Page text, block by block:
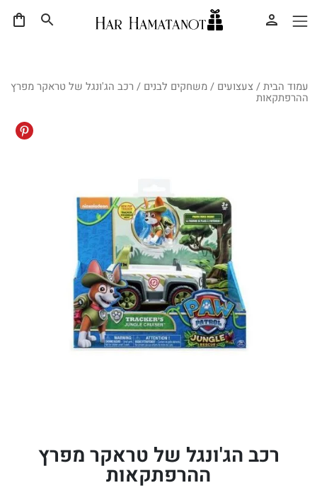
עמוד הבית/צעצועים /משחקים לבנים / רכב הג'ונגל של טראקר מפרץ
ההרפתקאות
רכב הג'ונגל של טראקר מפרץ
ההרפתקאות